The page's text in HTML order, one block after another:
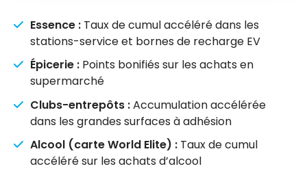
Essence : Taux de cumul accéléré dans les
stations-service et bornes de recharge EV
Épicerie : Points bonifiés sur les achats en
supermarché
Clubs-entrepôts :Accumulation accélérée
dans les grandes surfaces à adhésion
Alcool (carte World Elite) : Taux de cumul
accéléré sur les achats d’alcool